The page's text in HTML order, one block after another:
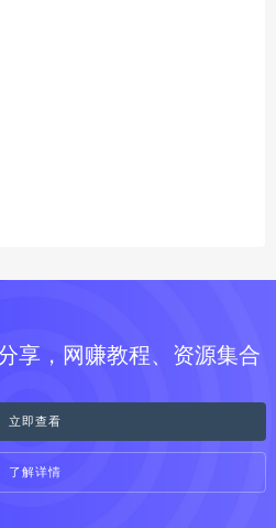
享，网赚教程、资源集合
立即查看
了解详情